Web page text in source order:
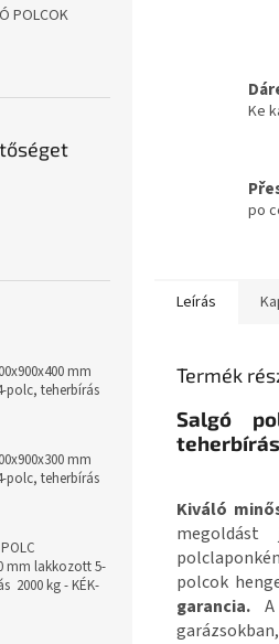
POLCOK
mm
polc, teherbírás
mm
polc, teherbírás
mm lakkozott 5-
2000 kg - KÉK-
Ke
po
Leírás
Termék
Salgó
Kiváló
polcok
garancia.